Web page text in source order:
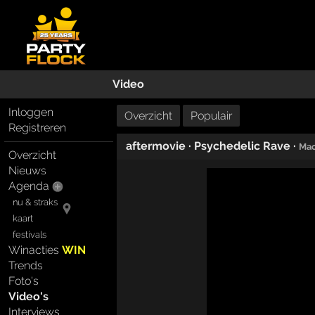
Video
Inloggen
Registreren
Overzicht
Nieuws
Agenda
nu & straks
kaart
festivals
WinactiesWIN
Trends
Foto's
Video's
Interviews
Overzicht Populair
aftermovie· Psychedelic Rave·